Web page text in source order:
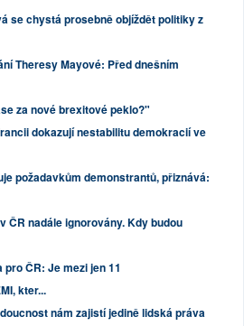
se chystá prosebně objíždět politiky z
Theresy Mayové: Před dnešním
za nové brexitové peklo?"
dokazují nestabilitu demokracií ve
požadavkům demonstrantů, přiznává:
ČR nadále ignorovány. Kdy budou
pro ČR: Je mezi jen 11
kter...
nám zajistí jedině lidská práva